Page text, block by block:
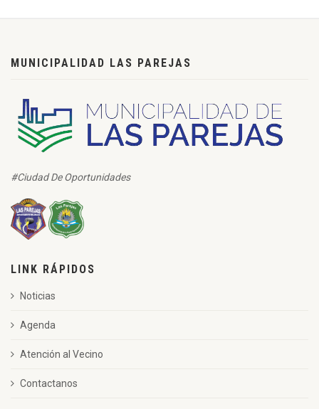
MUNICIPALIDAD LAS PAREJAS
#Ciudad De Oportunidades
LINK RÁPIDOS
Noticias
Agenda
Atención al Vecino
Contactanos